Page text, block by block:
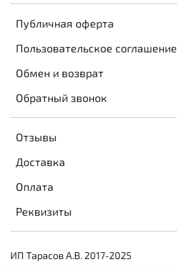
Публичная оферта
Пользовательское соглашение
Обмен и возврат
Обратный звонок
Отзывы
Доставка
Оплата
Реквизиты
ИП Тарасов А.В. 2017-2025